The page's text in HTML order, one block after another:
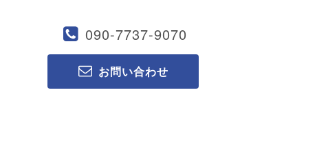
090-7737-9070
お問い合わせ